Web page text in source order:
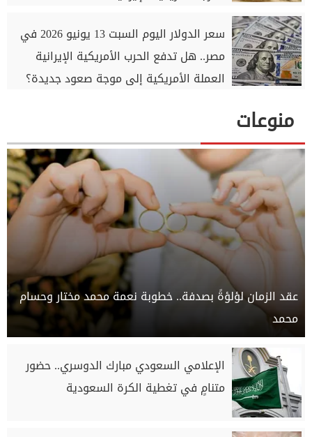
سعر الدولار اليوم السبت 13 يونيو 2026 في
مصر.. هل تدفع الحرب الأمريكية الإيرانية
العملة الأمريكية إلى موجة صعود جديدة؟
منوعات
عقد الزمان لؤلؤةً بصدفة.. خطوبة نعمة محمد مختار وحسام
محمد
الإعلامي السعودي مبارك الدوسري.. حضور
متنامٍ في تغطية الكرة السعودية